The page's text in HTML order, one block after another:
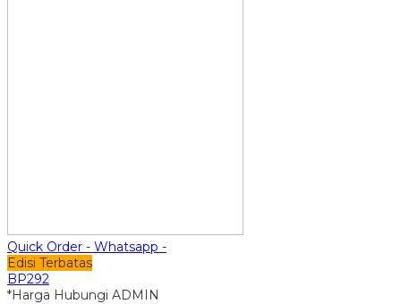
Quick Order - Whatsapp -
Edisi Terbatas
BP292
*Harga Hubungi ADMIN